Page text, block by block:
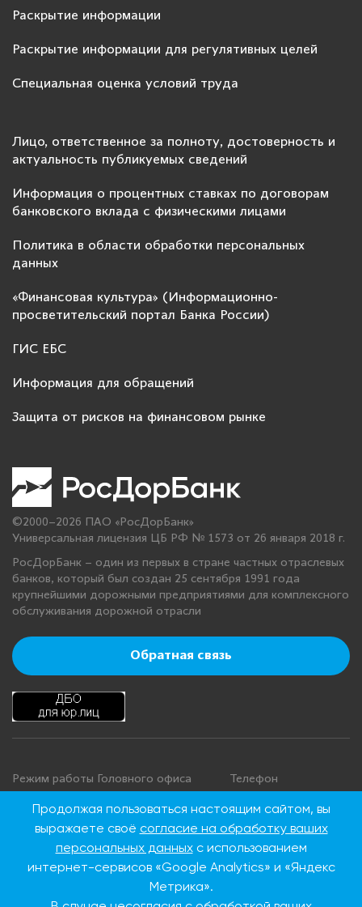
Раскрытие информации
Раскрытие информации для регулятивных целей
Специальная оценка условий труда
Лицо, ответственное за полноту, достоверность и
актуальность публикуемых сведений
Информация о процентных ставках по договорам
банковского вклада с физическими лицами
Политика в области обработки персональных
данных
«Финансовая культура» (Информационно-
просветительский портал Банка России)
ГИС ЕБС
Информация для обращений
Защита от рисков на финансовом рынке
©2000–2026 ПАО «РосДорБанк»
Универсальная лицензия ЦБ РФ № 1573 от 26 января 2018 г.
РосДорБанк – один из первых в стране частных отраслевых
банков, который был создан 25 сентября 1991 года
крупнейшими дорожными предприятиями для комплексного
обслуживания дорожной отрасли
Обратная связь
Режим работы Головного офиса
Понедельник - четверг: с 9:00 до
18:00
Суббота, воскресенье: выходные
Телефон
+7 495 276 00 22
8 800 100 00 22
России)
Продолжая пользоваться настоящим сайтом, вы
выражаете своё согласие на обработку ваших
персональных данныхс использованием
интернет-сервисов «Google Analytics» и «Яндекс
Метрика».